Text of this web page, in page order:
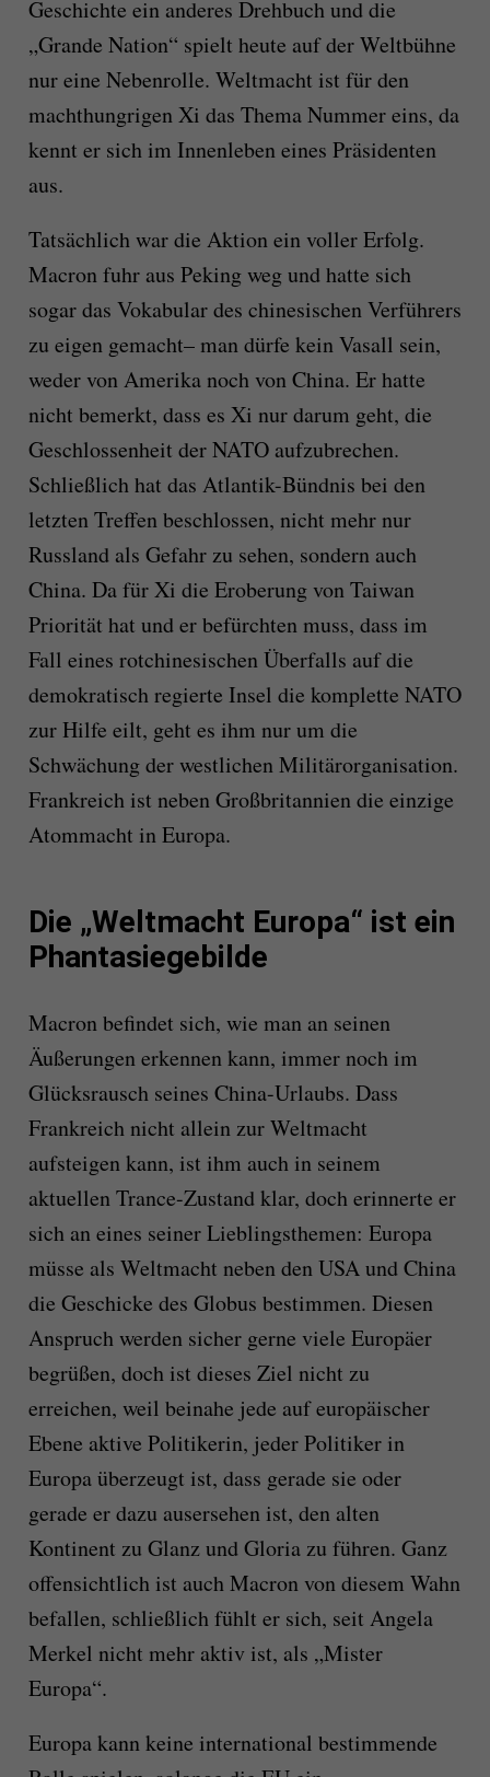
Geschichte ein anderes Drehbuch und die
„Grande Nation“ spielt heute auf der Weltbühne
nur eine Nebenrolle. Weltmacht ist für den
machthungrigen Xi das Thema Nummer eins, da
kennt er sich im Innenleben eines Präsidenten
aus.
Tatsächlich war die Aktion ein voller Erfolg.
Macron fuhr aus Peking weg und hatte sich
sogar das Vokabular des chinesischen Verführers
zu eigen gemacht– man dürfe kein Vasall sein,
weder von Amerika noch von China. Er hatte
nicht bemerkt, dass es Xi nur darum geht, die
Geschlossenheit der NATO aufzubrechen.
Schließlich hat das Atlantik-Bündnis bei den
letzten Treffen beschlossen, nicht mehr nur
Russland als Gefahr zu sehen, sondern auch
China. Da für Xi die Eroberung von Taiwan
Priorität hat und er befürchten muss, dass im
Fall eines rotchinesischen Überfalls auf die
demokratisch regierte Insel die komplette NATO
zur Hilfe eilt, geht es ihm nur um die
Schwächung der westlichen Militärorganisation.
Frankreich ist neben Großbritannien die einzige
Atommacht in Europa.
Die „Weltmacht Europa“ ist ein
Phantasiegebilde
Macron befindet sich, wie man an seinen
Äußerungen erkennen kann, immer noch im
Glücksrausch seines China-Urlaubs. Dass
Frankreich nicht allein zur Weltmacht
aufsteigen kann, ist ihm auch in seinem
aktuellen Trance-Zustand klar, doch erinnerte er
sich an eines seiner Lieblingsthemen: Europa
müsse als Weltmacht neben den USA und China
die Geschicke des Globus bestimmen. Diesen
Anspruch werden sicher gerne viele Europäer
begrüßen, doch ist dieses Ziel nicht zu
erreichen, weil beinahe jede auf europäischer
Ebene aktive Politikerin, jeder Politiker in
Europa überzeugt ist, dass gerade sie oder
gerade er dazu ausersehen ist, den alten
Kontinent zu Glanz und Gloria zu führen. Ganz
offensichtlich ist auch Macron von diesem Wahn
befallen, schließlich fühlt er sich, seit Angela
Merkel nicht mehr aktiv ist, als „Mister
Europa“.
Europa kann keine international bestimmende